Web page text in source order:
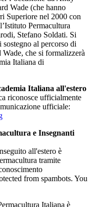
Wade (che hanno
Superiore nel 2000 con
Permacultura
Stefano Soldati. Si
al percorso di
che si formalizzerà
Italiana di
Italiana all'estero
riconosce ufficialmente
ufficiale:
e Insegnanti
all'estero è
tramite
from spambots. You
Italiana è